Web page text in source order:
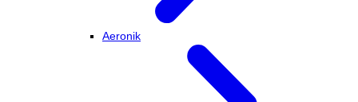
Aeronik